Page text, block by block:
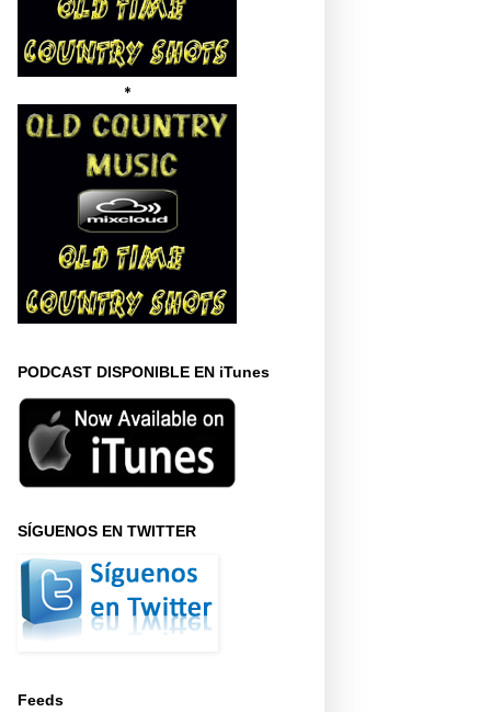
*
PODCAST DISPONIBLE EN iTunes
SÍGUENOS EN TWITTER
Feeds